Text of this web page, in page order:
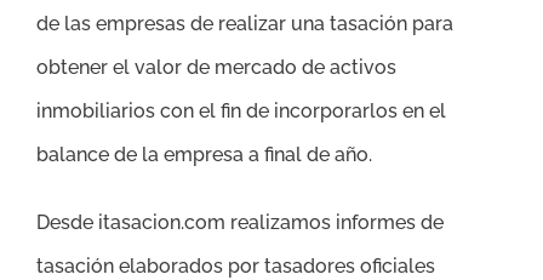
de las empresas de realizar una tasación para
obtener el valor de mercado de activos
inmobiliarios con el fin de incorporarlos en el
balance de la empresa a final de año.
Desde itasacion.com realizamos informes de
tasación elaborados por tasadores oficiales